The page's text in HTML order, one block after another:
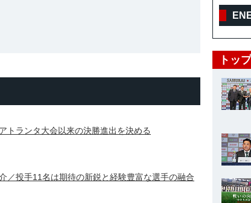
トランタ大会以来の決勝進出を決める
／投手11名は期待の新鋭と経験豊富な選手の融合
トッ